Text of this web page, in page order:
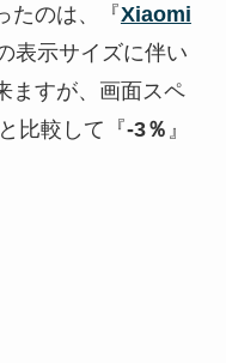
たのは、『Xiaomi
表示サイズに伴い
ますが、画面スペ
比較して『-3％ 』